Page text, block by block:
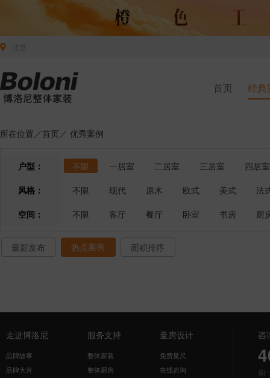
首页 经典
所在位置／首页 ／ 优秀案例
户型： 不限 一居室 二居室 三居室
四居室
风格：
不限 现代 原木 欧式 美式
法
空间：
不限 客厅 餐厅 卧室 书房 厨
最新发布 热点案例 面积排序
走进博洛尼
品牌故事
品牌大片
服务支持
整体家装
整体厨房
量房设计
免费量尺
在线咨询
咨
周